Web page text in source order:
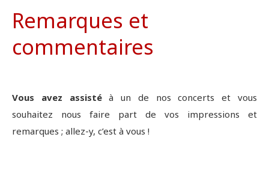
Remarques et
commentaires
Vous avez assistéà un de nos concerts et vous
souhaitez nous faire part de vos impressions et
remarques ; allez-y, c’est à vous !